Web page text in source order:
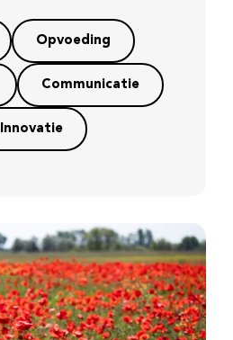
Opvoeding
Communicatie
Innovatie